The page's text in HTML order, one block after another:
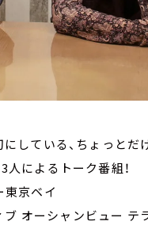
している、ちょっとだ
によるトーク番組！
京ベイ
オーシャンビュー テ